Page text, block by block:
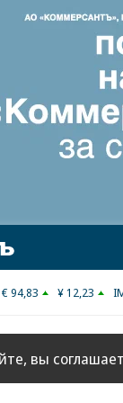
€ 94,83 ¥ 12,23
вы